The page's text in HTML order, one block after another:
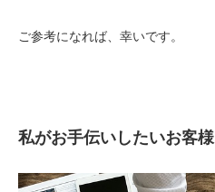
ご参考になれば、幸いです。
私がお手伝いしたいお客様